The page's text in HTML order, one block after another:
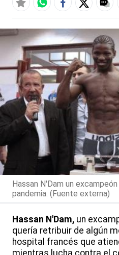
Hassan N'Dam un
pandemia. (Fuente externa)
Hassan N'Dam, un
quería retribuir de algún
hospital francés que